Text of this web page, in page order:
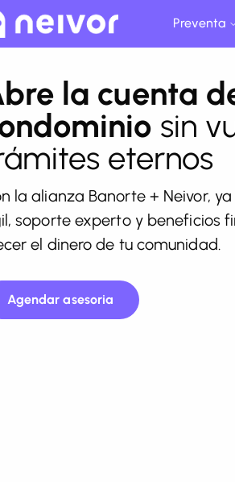
Preventa
la cuenta
sin
eternos
la alianza Banorte + Neivor,
soporte experto y beneficios
el dinero de tu comunidad.
Agendar asesoria